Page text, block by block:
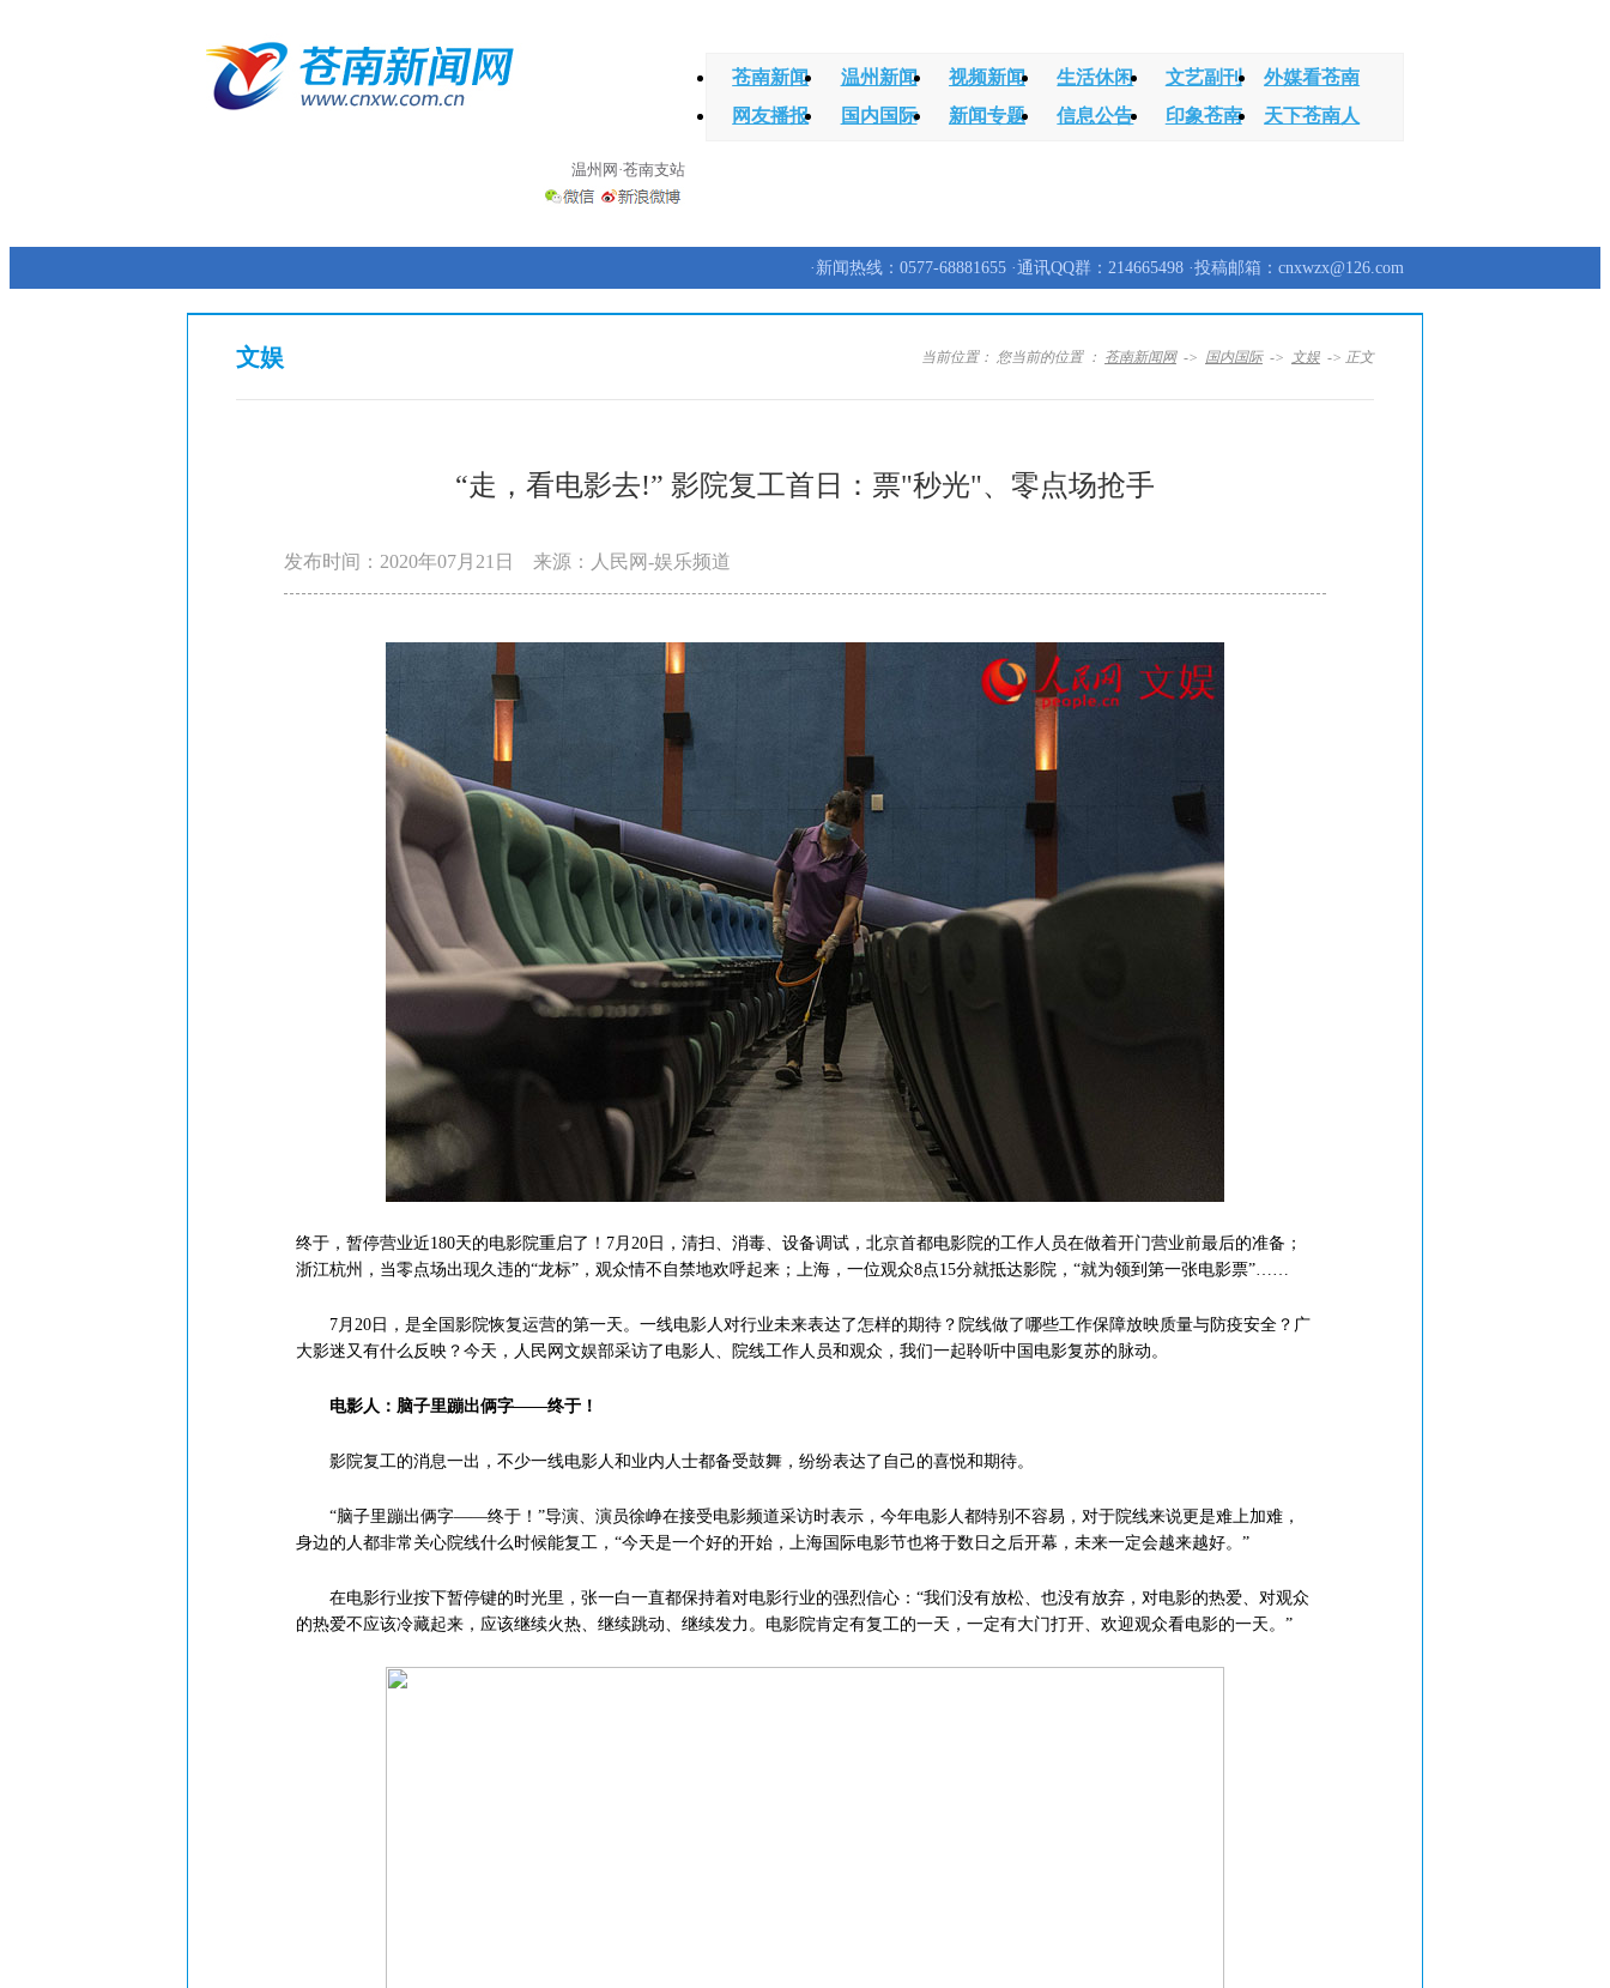
温州网·苍南支站
苍南新闻 温州新闻 视频新闻 生活休闲 文艺副刊
外媒看苍南
网友播报
国内国际 新闻专题 信息公告 印象苍南 天下苍南人
·新闻热线：0577-68881655 ·通讯QQ群：214665498 ·投稿邮箱：cnxwzx@126.com
当前位置： 您当前的位置 ： 苍南新闻网-> 国内国际-> 文娱 -> 正文
文娱
“走，看电影去!” 影院复工首日：票"秒光"、零点场抢手
发布时间：2020年07月21日 来源：人民网-娱乐频道
终于，暂停营业近180天的电影院重启了！7月20日，清扫、消毒、设备调试，北京首都电影院的工作人员在做着开门营业前最后的准备；
浙江杭州，当零点场出现久违的“龙标”，观众情不自禁地欢呼起来；上海，一位观众8点15分就抵达影院，“就为领到第一张电影票”……
7月20日，是全国影院恢复运营的第一天。一线电影人对行业未来表达了怎样的期待？院线做了哪些工作保障放映质量与防疫安全？广
大影迷又有什么反映？今天，人民网文娱部采访了电影人、院线工作人员和观众，我们一起聆听中国电影复苏的脉动。
电影人：脑子里蹦出俩字——终于！
影院复工的消息一出，不少一线电影人和业内人士都备受鼓舞，纷纷表达了自己的喜悦和期待。
“脑子里蹦出俩字——终于！”导演、演员徐峥在接受电影频道采访时表示，今年电影人都特别不容易，对于院线来说更是难上加难，
身边的人都非常关心院线什么时候能复工，“今天是一个好的开始，上海国际电影节也将于数日之后开幕，未来一定会越来越好。”
在电影行业按下暂停键的时光里，张一白一直都保持着对电影行业的强烈信心：“我们没有放松、也没有放弃，对电影的热爱、对观众
的热爱不应该冷藏起来，应该继续火热、继续跳动、继续发力。电影院肯定有复工的一天，一定有大门打开、欢迎观众看电影的一天。”